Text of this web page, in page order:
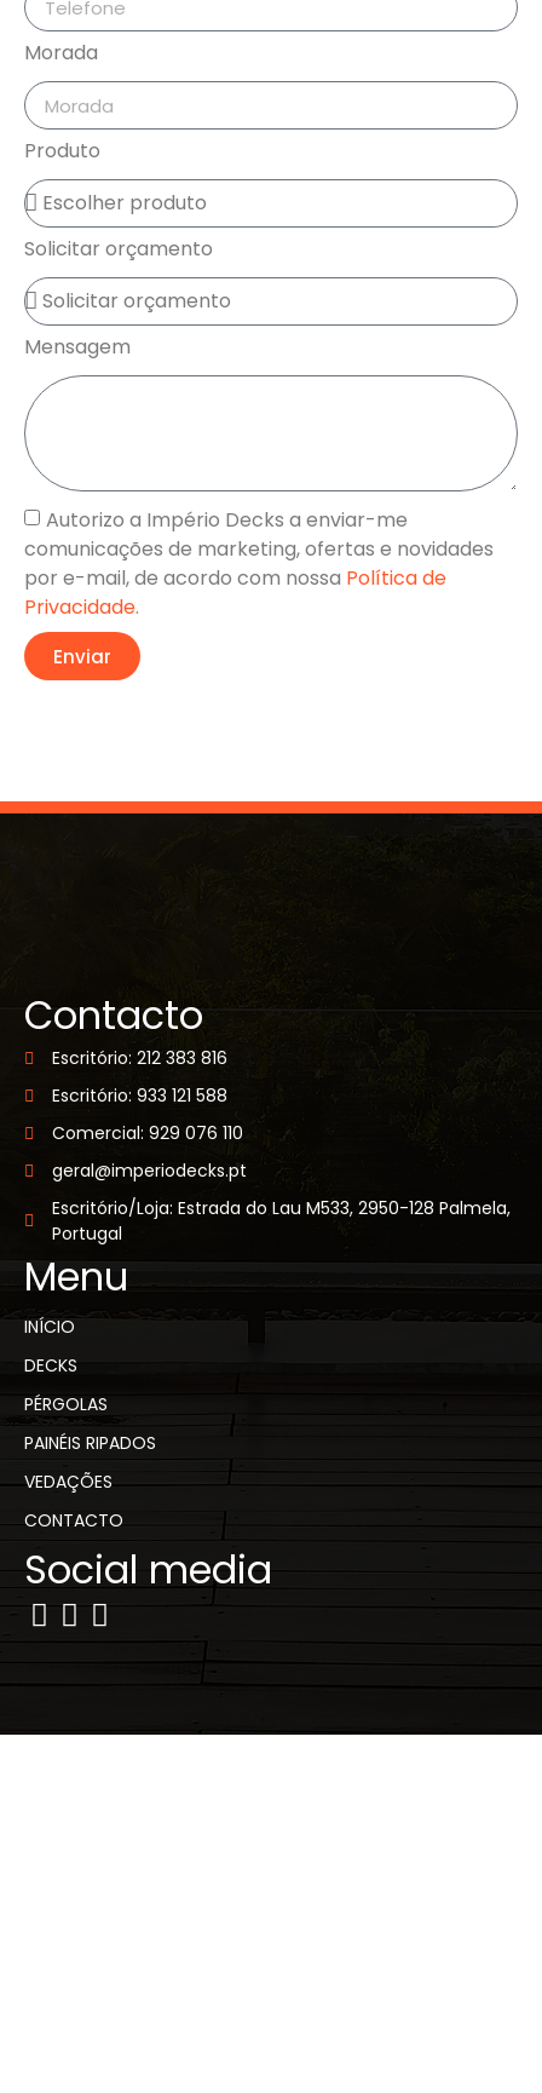
Morada
Produto
Solicitar orçamento
Mensagem
Autorizo a Império Decks a enviar-me
comunicações de marketing, ofertas e novidades
por e-mail, de acordo com nossa Política de
Privacidade.
Enviar
Contacto
Escritório: 212 383 816
Escritório: 933 121 588
Comercial: 929 076 110
geral@imperiodecks.pt
​Escritório/Loja: Estrada do Lau M533, 2950-128 Palmela,
Portugal
Menu
INÍCIO
DECKS
PÉRGOLAS
PAINÉIS RIPADOS
VEDAÇÕES
CONTACTO
Social media